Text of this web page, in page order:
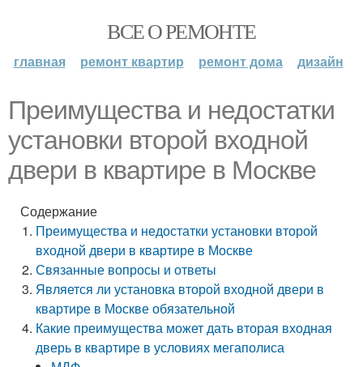
ВСЕ О РЕМОНТЕ
главная ремонт квартир ремонт дома дизайн
Преимущества и недостатки
установки второй входной
двери в квартире в Москве
Содержание
Преимущества и недостатки установки второй
входной двери в квартире в Москве
Связанные вопросы и ответы
Является ли установка второй входной двери в
квартире в Москве обязательной
Какие преимущества может дать вторая входная
дверь в квартире в условиях мегаполиса